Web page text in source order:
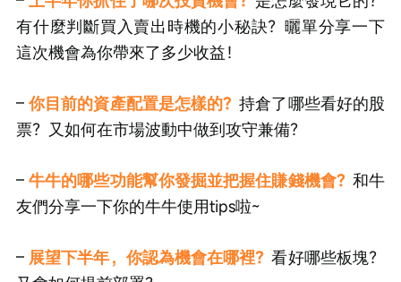
有什麼判斷買入賣出時機的小秘訣？曬單分享一下
這次機會為你帶來了多少收益！
– 你目前的資產配置是怎樣的？持倉了哪些看好的股
票？又如何在市場波動中做到攻守兼備？
– 牛牛的哪些功能幫你發掘並把握住賺錢機會？ 和牛
友們分享一下你的牛牛使用tips啦~
– 展望下半年，你認為機會在哪裡？看好哪些板塊？